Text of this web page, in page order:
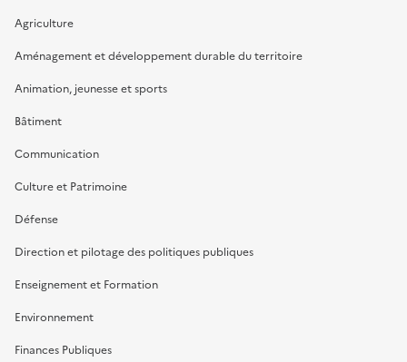
Agriculture
Aménagement et développement durable du territoire
Animation, jeunesse et sports
Bâtiment
Communication
Culture et Patrimoine
Défense
Direction et pilotage des politiques publiques
Enseignement et Formation
Environnement
Finances Publiques